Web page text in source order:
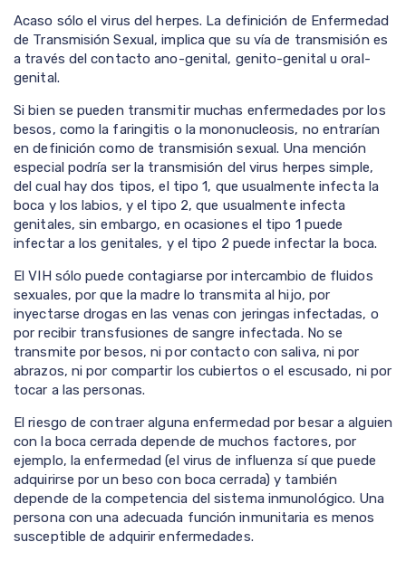
Acaso sólo el virus del herpes. La definición de Enfermedad
de Transmisión Sexual, implica que su vía de transmisión es
a través del contacto ano-genital, genito-genital u oral-
genital.
Si bien se pueden transmitir muchas enfermedades por los
besos, como la faringitis o la mononucleosis, no entrarían
en definición como de transmisión sexual. Una mención
especial podría ser la transmisión del virus herpes simple,
del cual hay dos tipos, el tipo 1, que usualmente infecta la
boca y los labios, y el tipo 2, que usualmente infecta
genitales, sin embargo, en ocasiones el tipo 1 puede
infectar a los genitales, y el tipo 2 puede infectar la boca.
El VIH sólo puede contagiarse por intercambio de fluidos
sexuales, por que la madre lo transmita al hijo, por
inyectarse drogas en las venas con jeringas infectadas, o
por recibir transfusiones de sangre infectada. No se
transmite por besos, ni por contacto con saliva, ni por
abrazos, ni por compartir los cubiertos o el escusado, ni por
tocar a las personas.
El riesgo de contraer alguna enfermedad por besar a alguien
con la boca cerrada depende de muchos factores, por
ejemplo, la enfermedad (el virus de influenza sí que puede
adquirirse por un beso con boca cerrada) y también
depende de la competencia del sistema inmunológico. Una
persona con una adecuada función inmunitaria es menos
susceptible de adquirir enfermedades.